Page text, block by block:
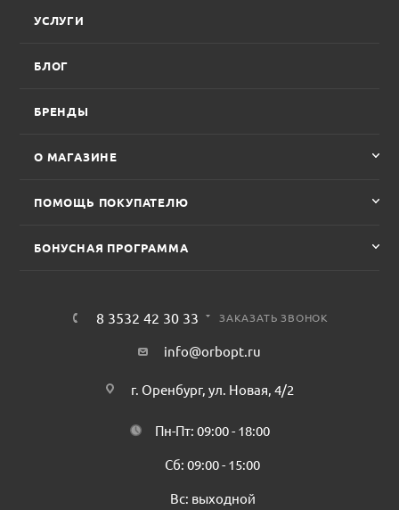
УСЛУГИ
БЛОГ
БРЕНДЫ
О МАГАЗИНЕ
ПОМОЩЬ ПОКУПАТЕЛЮ
БОНУСНАЯ ПРОГРАММА
8 3532 42 30 33 ЗАКАЗАТЬ ЗВОНОК
info@orbopt.ru
г. Оренбург, ул. Новая, 4/2
Пн-Пт: 09:00 - 18:00
Сб: 09:00 - 15:00
Вс: выходной